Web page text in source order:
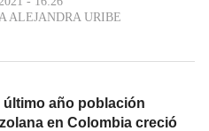
ALEJANDRA URIBE
último año población
en Colombia creció